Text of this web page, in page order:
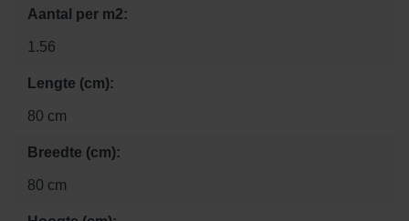
Aantal per m2:
1.56
Lengte (cm):
80 cm
Breedte (cm):
80 cm